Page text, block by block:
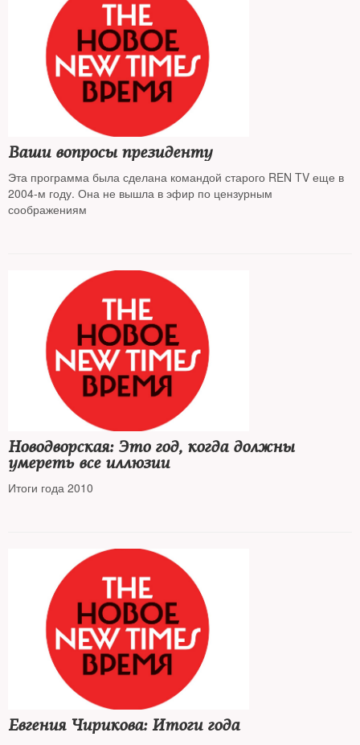
Ваши вопросы президенту
Эта программа была сделана командой старого REN TV еще в
2004-м году. Она не вышла в эфир по цензурным
соображениям
Новодворская: Это год, когда должны
умереть все иллюзии
Итоги года 2010
Евгения Чирикова: Итоги года